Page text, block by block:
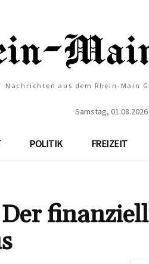
Nachrichten aus dem Rhein-Main
Samstag, 01.08.2026
POLITIK FREIZEIT